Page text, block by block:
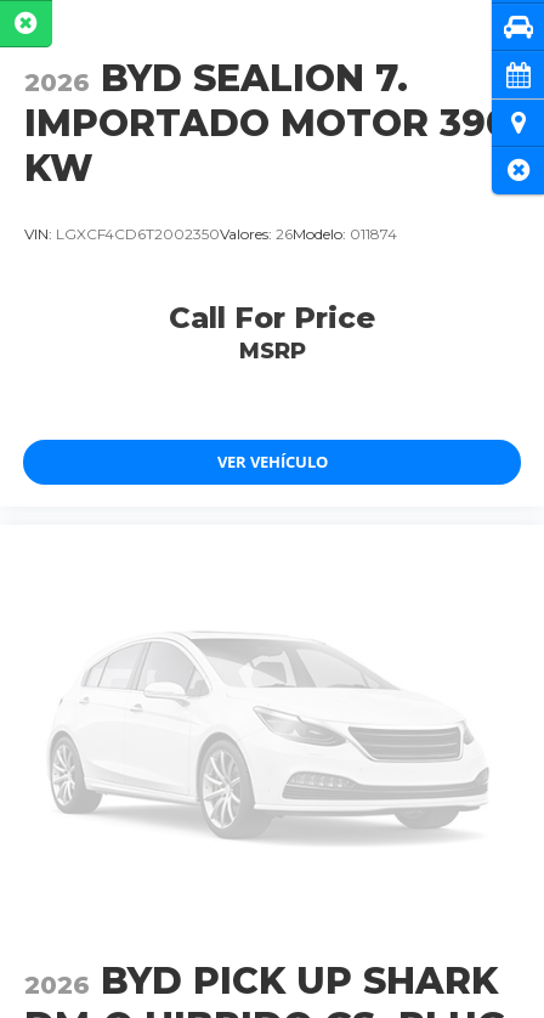
2026 BYD SEALION 7.
IMPORTADO MOTOR 390
KW
VIN: LGXCF4CD6T2002350Valores: 26Modelo: 011874
Call For Price
MSRP
VER VEHÍCULO
2026 BYD PICK UP SHARK